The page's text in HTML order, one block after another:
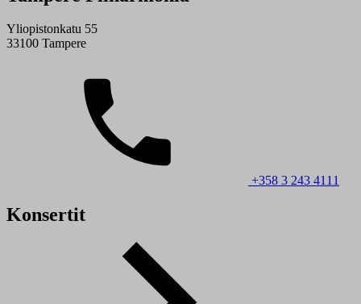
Yliopistonkatu 55
33100 Tampere
+358 3 243 4111
Konsertit